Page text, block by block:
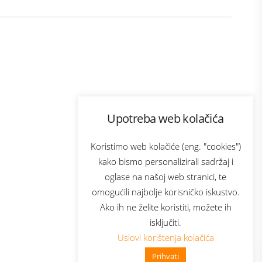
Upotreba web kolačića
Koristimo web kolačiće (eng. "cookies")
kako bismo personalizirali sadržaj i
oglase na našoj web stranici, te
omogućili najbolje korisničko iskustvo.
Ako ih ne želite koristiti, možete ih
isključiti.
Uslovi korištenja kolačića
Prihvati
👋 Zdravo, kako mogu pomoći?
Bonus plus
Prijava za newsletter